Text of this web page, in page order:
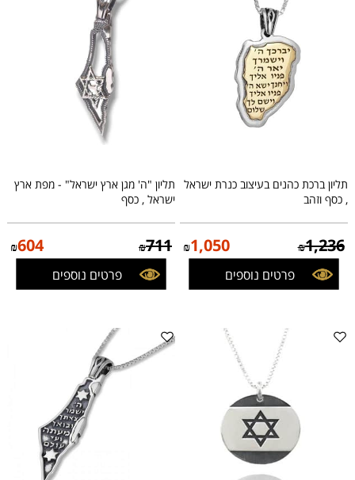
תליון ברכת כהנים בעיצוב כנרת ישראל
, כסף וזהב
₪1,236
₪1,050
פרטים נוספים
תליון "ה' מגן ארץ ישראל" - מפת ארץ
ישראל , כסף
₪711
₪604
פרטים נוספים